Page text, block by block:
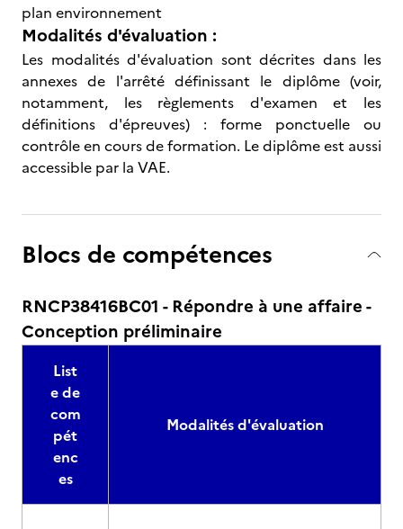
plan environnement
Modalités d'évaluation :
Les modalités d'évaluation sont décrites dans les
annexes de l'arrêté définissant le diplôme (voir,
notamment, les règlements d'examen et les
définitions d'épreuves) : forme ponctuelle ou
contrôle en cours de formation. Le diplôme est aussi
accessible par la VAE.
Blocs de compétences
RNCP38416BC01 - Répondre à une affaire -
Conception préliminaire
List
e de
com
pét
enc
es
Modalités d'évaluation